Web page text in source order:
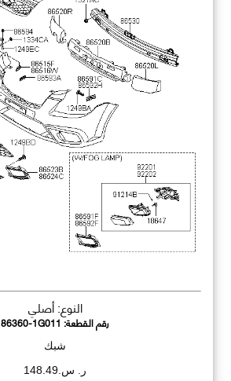
النوع: أصلي
رقم القطعة:86360-1G011
شبك
ر. س.148.49